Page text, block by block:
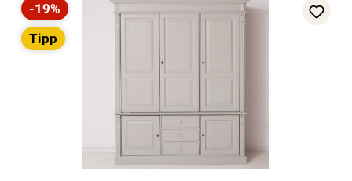
Rabatt
-19%
Tipp